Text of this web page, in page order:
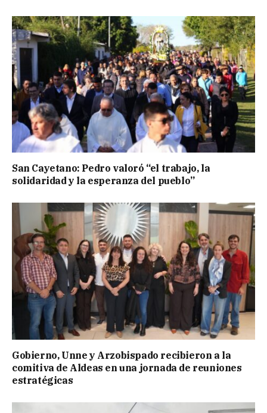
San Cayetano: Pedro valoró “el trabajo, la
solidaridad y la esperanza del pueblo”
Gobierno, Unne y Arzobispado recibieron a la
comitiva de Aldeas en una jornada de reuniones
estratégicas